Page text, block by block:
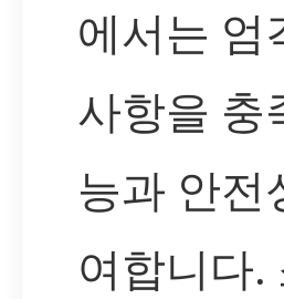
에서는 엄
사항을 충
능과 안전
여합니다.